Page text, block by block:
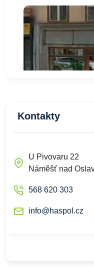
Kontakty
U Pivovaru 22
Náměšť nad
568 620 303
info@haspol.cz